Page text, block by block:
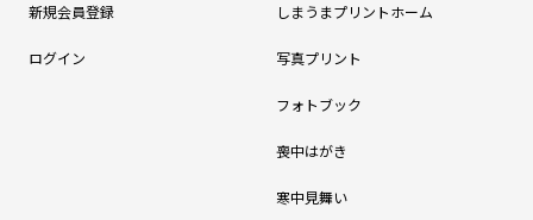
新規会員登録
ログイン
しまうまプリントホーム
写真プリント
フォトブック
喪中はがき
寒中見舞い